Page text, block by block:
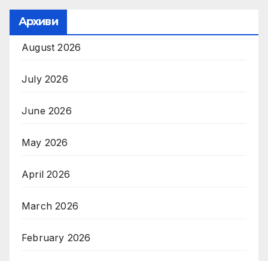
Архиви
August 2026
July 2026
June 2026
May 2026
April 2026
March 2026
February 2026